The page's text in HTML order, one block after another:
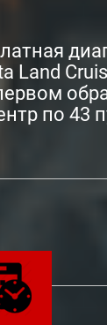
Land
по 43